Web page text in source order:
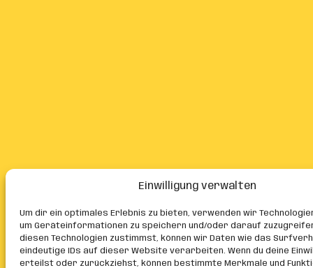
Einwilligung verwalten
Um dir ein optimales Erlebnis zu bieten, verwenden wir
um Geräteinformationen zu speichern und/oder darauf
diesen Technologien zustimmst, können wir Daten wie das
eindeutige IDs auf dieser Website verarbeiten. Wenn du deine
erteilst oder zurückziehst, können bestimmte Merkmale und